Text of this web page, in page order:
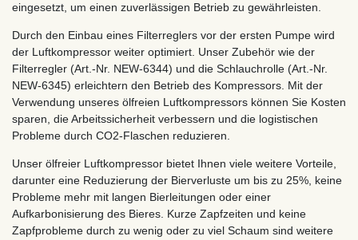
eingesetzt, um einen zuverlässigen Betrieb zu gewährleisten.
Durch den Einbau eines Filterreglers vor der ersten Pumpe wird
der Luftkompressor weiter optimiert. Unser Zubehör wie der
Filterregler (Art.-Nr. NEW-6344) und die Schlauchrolle (Art.-Nr.
NEW-6345) erleichtern den Betrieb des Kompressors. Mit der
Verwendung unseres ölfreien Luftkompressors können Sie Kosten
sparen, die Arbeitssicherheit verbessern und die logistischen
Probleme durch CO2-Flaschen reduzieren.
Unser ölfreier Luftkompressor bietet Ihnen viele weitere Vorteile,
darunter eine Reduzierung der Bierverluste um bis zu 25%, keine
Probleme mehr mit langen Bierleitungen oder einer
Aufkarbonisierung des Bieres. Kurze Zapfzeiten und keine
Zapfprobleme durch zu wenig oder zu viel Schaum sind weitere